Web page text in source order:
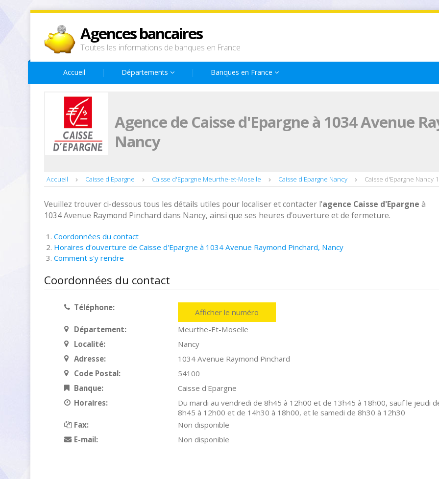
Agences bancaires
Toutes les informations de banques en France
Accueil Départements Banques en France
Agence de Caisse d'Epargne à 1034 Avenue
Nancy
Accueil Caisse d'Epargne Caisse d'Epargne Meurthe-et-Moselle Caisse d'Epargne Nancy Caisse d'Epargne Nancy
Veuillez trouver ci-dessous tous les détails utiles pour localiser et contacter l'agence Caisse d'Epargne à
1034 Avenue Raymond Pinchard dans Nancy, ainsi que ses heures d'ouverture et de fermeture.
Coordonnées du contact
Horaires d'ouverture de Caisse d'Epargne à 1034 Avenue Raymond Pinchard, Nancy
Comment s'y rendre
Coordonnées du contact
Téléphone:
Afficher le numéro
Département:
Meurthe-Et-Moselle
Localité:
Nancy
Adresse:
1034 Avenue Raymond Pinchard
Code Postal:
54100
Banque:
Caisse d'Epargne
Horaires:
Du mardi au vendredi de 8h45 à 12h00 et de 13h45 à 18h00, sauf le jeudi
8h45 à 12h00 et de 14h30 à 18h00, et le samedi de 8h30 à 12h30
Fax:
Non disponible
E-mail:
Non disponible